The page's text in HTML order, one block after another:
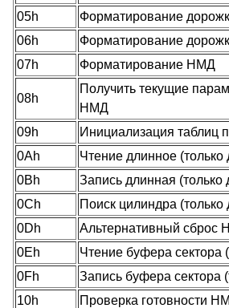
05h
Форматирование
06h
Форматирование
07h
Форматирование НМД
08h
Получить текущие
НМД
09h
Инициализация таблиц
0Ah
Чтение длинное
0Bh
Запись длинная
0Ch
Поиск цилиндра
0Dh
Альтернативный сброс
0Eh
Чтение буфера сектора
0Fh
Запись буфера сектора
10h
Проверка готовности